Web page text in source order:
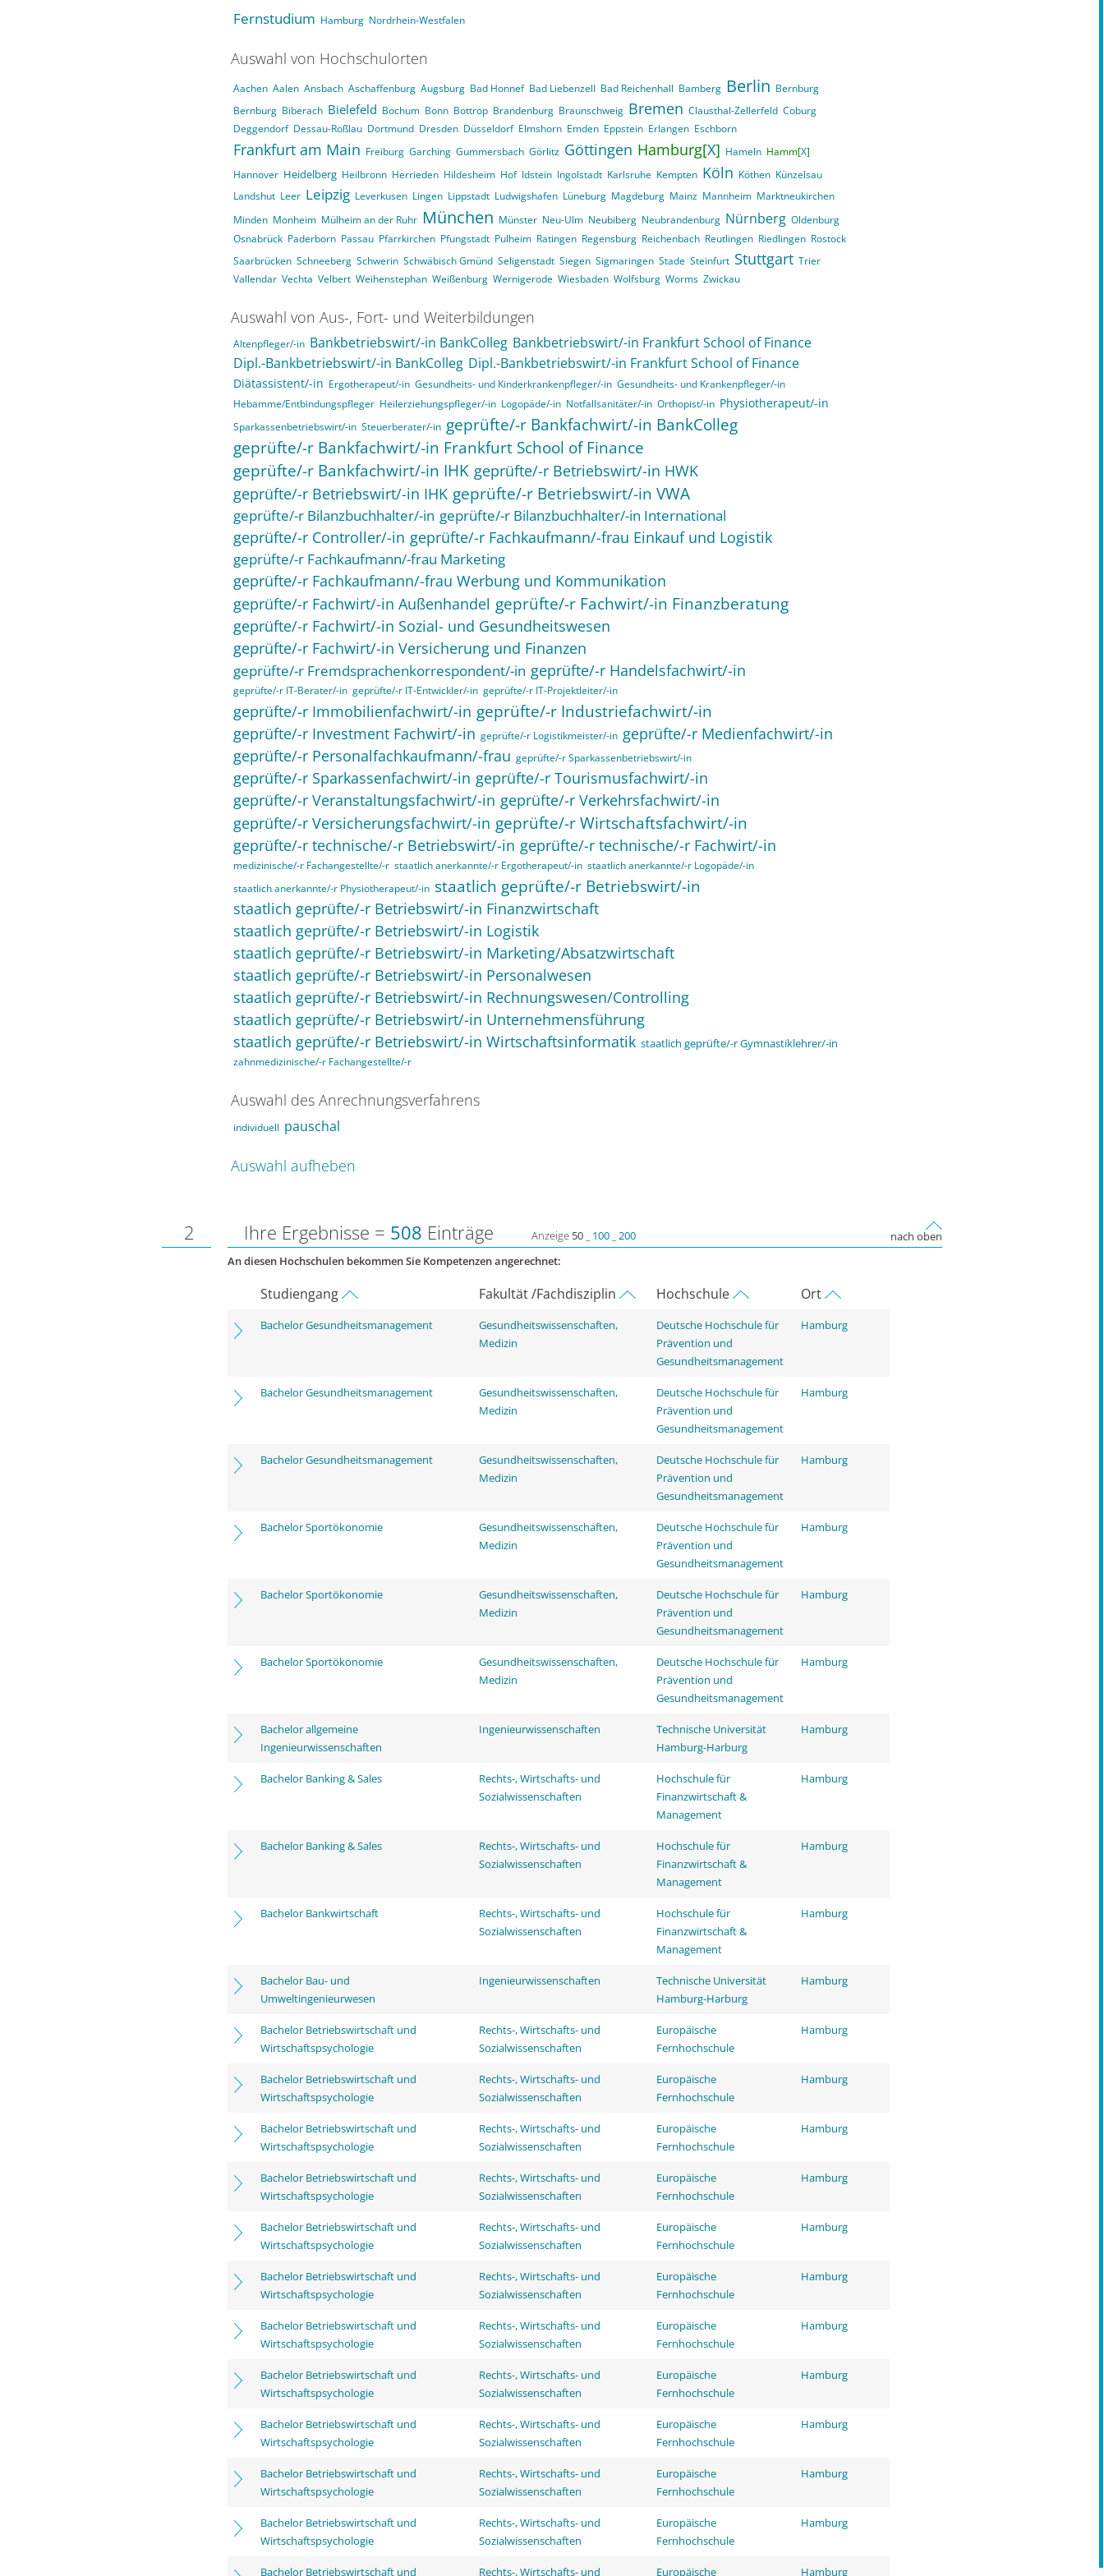
Fernstudium Hamburg Nordrhein-Westfalen
Auswahl von Hochschulorten
Aachen Aalen Ansbach Aschaffenburg Augsburg Bad Honnef Bad Liebenzell Bad Reichenhall Bamberg Berlin Bernburg
Bernburg Biberach Bielefeld Bochum Bonn Bottrop Brandenburg Braunschweig Bremen Clausthal-Zellerfeld Coburg
Deggendorf Dessau-Roßlau Dortmund Dresden Düsseldorf Elmshorn Emden Eppstein Erlangen Eschborn
Frankfurt am Main Freiburg Garching Gummersbach Görlitz Göttingen Hamburg[X] Hameln Hamm[X]
Hannover Heidelberg Heilbronn Herrieden Hildesheim Hof Idstein Ingolstadt Karlsruhe Kempten Köln Köthen Künzelsau
Landshut Leer Leipzig Leverkusen Lingen Lippstadt Ludwigshafen Lüneburg Magdeburg Mainz Mannheim Marktneukirchen
Minden Monheim Mülheim an der Ruhr München Münster Neu-Ulm Neubiberg Neubrandenburg Nürnberg Oldenburg
Osnabrück Paderborn Passau Pfarrkirchen Pfungstadt Pulheim Ratingen Regensburg Reichenbach Reutlingen Riedlingen Rostock
Saarbrücken Schneeberg Schwerin Schwäbisch Gmünd Seligenstadt Siegen Sigmaringen Stade Steinfurt Stuttgart Trier
Vallendar Vechta Velbert Weihenstephan Weißenburg Wernigerode Wiesbaden Wolfsburg Worms Zwickau
Auswahl von Aus-, Fort- und Weiterbildungen
Altenpfleger/-in Bankbetriebswirt/-in BankColleg Bankbetriebswirt/-in Frankfurt School of Finance
Dipl.-Bankbetriebswirt/-in BankColleg Dipl.-Bankbetriebswirt/-in Frankfurt School of Finance
Diätassistent/-in Ergotherapeut/-in Gesundheits- und Kinderkrankenpfleger/-in Gesundheits- und Krankenpfleger/-in
Hebamme/Entbindungspfleger Heilerziehungspfleger/-in Logopäde/-in Notfallsanitäter/-in Orthopist/-in Physiotherapeut/-in
Sparkassenbetriebswirt/-in Steuerberater/-in geprüfte/-r Bankfachwirt/-in BankColleg
geprüfte/-r Bankfachwirt/-in Frankfurt School of Finance
geprüfte/-r Bankfachwirt/-in IHK geprüfte/-r Betriebswirt/-in HWK
geprüfte/-r Betriebswirt/-in IHK geprüfte/-r Betriebswirt/-in VWA
geprüfte/-r Bilanzbuchhalter/-in geprüfte/-r Bilanzbuchhalter/-in International
geprüfte/-r Controller/-in geprüfte/-r Fachkaufmann/-frau Einkauf und Logistik
geprüfte/-r Fachkaufmann/-frau Marketing
geprüfte/-r Fachkaufmann/-frau Werbung und Kommunikation
geprüfte/-r Fachwirt/-in Außenhandel geprüfte/-r Fachwirt/-in Finanzberatung
geprüfte/-r Fachwirt/-in Sozial- und Gesundheitswesen
geprüfte/-r Fachwirt/-in Versicherung und Finanzen
geprüfte/-r Fremdsprachenkorrespondent/-in geprüfte/-r Handelsfachwirt/-in
geprüfte/-r IT-Berater/-in geprüfte/-r IT-Entwickler/-in geprüfte/-r IT-Projektleiter/-in
geprüfte/-r Immobilienfachwirt/-in geprüfte/-r Industriefachwirt/-in
geprüfte/-r Investment Fachwirt/-in geprüfte/-r Logistikmeister/-in geprüfte/-r Medienfachwirt/-in
geprüfte/-r Personalfachkaufmann/-frau geprüfte/-r Sparkassenbetriebswirt/-in
geprüfte/-r Sparkassenfachwirt/-in geprüfte/-r Tourismusfachwirt/-in
geprüfte/-r Veranstaltungsfachwirt/-in geprüfte/-r Verkehrsfachwirt/-in
geprüfte/-r Versicherungsfachwirt/-in geprüfte/-r Wirtschaftsfachwirt/-in
geprüfte/-r technische/-r Betriebswirt/-in geprüfte/-r technische/-r Fachwirt/-in
medizinische/-r Fachangestellte/-r staatlich anerkannte/-r Ergotherapeut/-in staatlich anerkannte/-r Logopäde/-in
staatlich anerkannte/-r Physiotherapeut/-in staatlich geprüfte/-r Betriebswirt/-in
staatlich geprüfte/-r Betriebswirt/-in Finanzwirtschaft
staatlich geprüfte/-r Betriebswirt/-in Logistik
staatlich geprüfte/-r Betriebswirt/-in Marketing/Absatzwirtschaft
staatlich geprüfte/-r Betriebswirt/-in Personalwesen
staatlich geprüfte/-r Betriebswirt/-in Rechnungswesen/Controlling
staatlich geprüfte/-r Betriebswirt/-in Unternehmensführung
staatlich geprüfte/-r Betriebswirt/-in Wirtschaftsinformatik staatlich geprüfte/-r Gymnastiklehrer/-in
zahnmedizinische/-r Fachangestellte/-r
Auswahl des Anrechnungsverfahrens
individuell pauschal
Auswahl aufheben
2 Ihre Ergebnisse = 508 Einträge Anzeige 50 100 200
nach oben
An diesen Hochschulen bekommen Sie Kompetenzen angerechnet:
Studiengang Fakultät /Fachdisziplin Hochschule Ort
Bachelor Gesundheitsmanagement
Gesundheitswissenschaften,
Medizin
Deutsche Hochschule für
Prävention und
Gesundheitsmanagement
Hamburg
Bachelor Gesundheitsmanagement
Gesundheitswissenschaften,
Medizin
Deutsche Hochschule für
Prävention und
Gesundheitsmanagement
Hamburg
Bachelor Gesundheitsmanagement
Gesundheitswissenschaften,
Medizin
Deutsche Hochschule für
Prävention und
Gesundheitsmanagement
Hamburg
Bachelor Sportökonomie
Gesundheitswissenschaften,
Medizin
Deutsche Hochschule für
Prävention und
Gesundheitsmanagement
Hamburg
Bachelor Sportökonomie
Gesundheitswissenschaften,
Medizin
Deutsche Hochschule für
Prävention und
Gesundheitsmanagement
Hamburg
Bachelor Sportökonomie
Gesundheitswissenschaften,
Medizin
Deutsche Hochschule für
Prävention und
Gesundheitsmanagement
Hamburg
Bachelor allgemeine
Ingenieurwissenschaften
Ingenieurwissenschaften
Technische Universität
Hamburg-Harburg
Hamburg
Bachelor Banking & Sales
Rechts-, Wirtschafts- und
Sozialwissenschaften
Hochschule für
Finanzwirtschaft &
Management
Hamburg
Bachelor Banking & Sales
Rechts-, Wirtschafts- und
Sozialwissenschaften
Hochschule für
Finanzwirtschaft &
Management
Hamburg
Bachelor Bankwirtschaft
Rechts-, Wirtschafts- und
Sozialwissenschaften
Hochschule für
Finanzwirtschaft &
Management
Hamburg
Bachelor Bau- und
Umweltingenieurwesen
Ingenieurwissenschaften
Technische Universität
Hamburg-Harburg
Hamburg
Bachelor Betriebswirtschaft und
Wirtschaftspsychologie
Rechts-, Wirtschafts- und
Sozialwissenschaften
Europäische
Fernhochschule
Hamburg
Bachelor Betriebswirtschaft und
Wirtschaftspsychologie
Rechts-, Wirtschafts- und
Sozialwissenschaften
Europäische
Fernhochschule
Hamburg
Bachelor Betriebswirtschaft und
Wirtschaftspsychologie
Rechts-, Wirtschafts- und
Sozialwissenschaften
Europäische
Fernhochschule
Hamburg
Bachelor Betriebswirtschaft und
Wirtschaftspsychologie
Rechts-, Wirtschafts- und
Sozialwissenschaften
Europäische
Fernhochschule
Hamburg
Bachelor Betriebswirtschaft und
Wirtschaftspsychologie
Rechts-, Wirtschafts- und
Sozialwissenschaften
Europäische
Fernhochschule
Hamburg
Bachelor Betriebswirtschaft und
Wirtschaftspsychologie
Rechts-, Wirtschafts- und
Sozialwissenschaften
Europäische
Fernhochschule
Hamburg
Bachelor Betriebswirtschaft und
Wirtschaftspsychologie
Rechts-, Wirtschafts- und
Sozialwissenschaften
Europäische
Fernhochschule
Hamburg
Bachelor Betriebswirtschaft und
Wirtschaftspsychologie
Rechts-, Wirtschafts- und
Sozialwissenschaften
Europäische
Fernhochschule
Hamburg
Bachelor Betriebswirtschaft und
Wirtschaftspsychologie
Rechts-, Wirtschafts- und
Sozialwissenschaften
Europäische
Fernhochschule
Hamburg
Bachelor Betriebswirtschaft und
Wirtschaftspsychologie
Rechts-, Wirtschafts- und
Sozialwissenschaften
Europäische
Fernhochschule
Hamburg
Bachelor Betriebswirtschaft und
Wirtschaftspsychologie
Rechts-, Wirtschafts- und
Sozialwissenschaften
Europäische
Fernhochschule
Hamburg
Bachelor Betriebswirtschaft und Rechts-, Wirtschafts- und Europäische Hamburg